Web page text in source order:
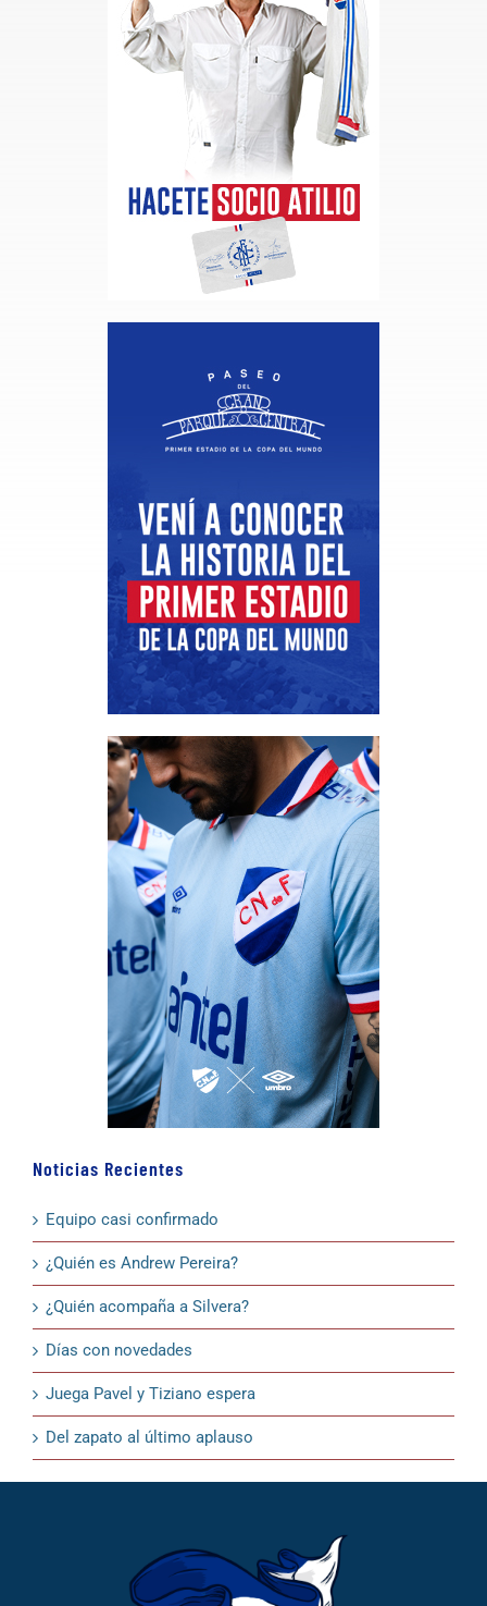
Noticias Recientes
Equipo casi confirmado
¿Quién es Andrew Pereira?
¿Quién acompaña a Silvera?
Días con novedades
Juega Pavel y Tiziano espera
Del zapato al último aplauso